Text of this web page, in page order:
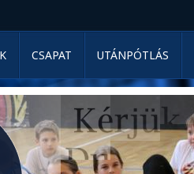
CSAPAT UTÁNPÓTLÁS